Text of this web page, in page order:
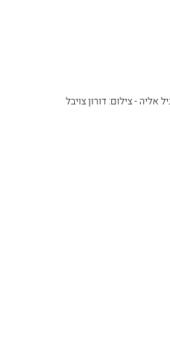
אליה - צילום: דורון צויבל